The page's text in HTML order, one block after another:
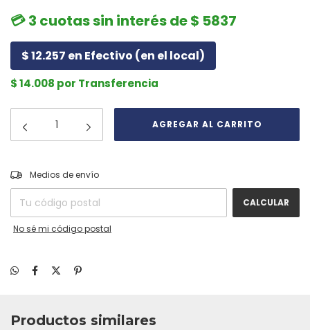
💳 3 cuotas sin interés de $ 5837
$ 12.257 en Efectivo (en el local)
$ 14.008 por Transferencia
Entregas para el CP:
Medios de envío
CALCULAR
No sé mi código postal
Productos similares